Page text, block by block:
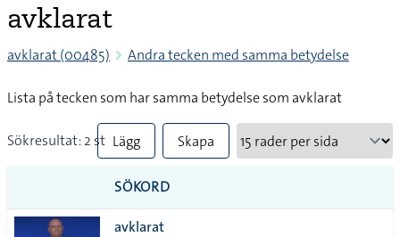
avklarat
avklarat (00485) Andra tecken med samma betydelse
Lista på tecken som har samma betydelse som avklarat
Sökresultat: 2 st Lägg
till
alla i
Skapa
SÖKORD
avklarat